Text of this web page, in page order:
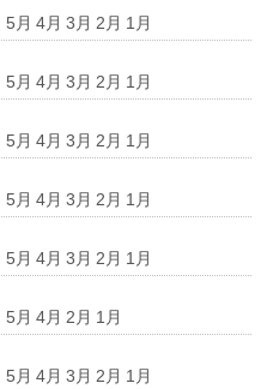
5月 4月 3月 2月 1月
5月 4月 3月 2月 1月
5月 4月 3月 2月 1月
5月 4月 3月 2月 1月
5月 4月 3月 2月 1月
5月 4月 2月 1月
5月 4月 3月 2月 1月